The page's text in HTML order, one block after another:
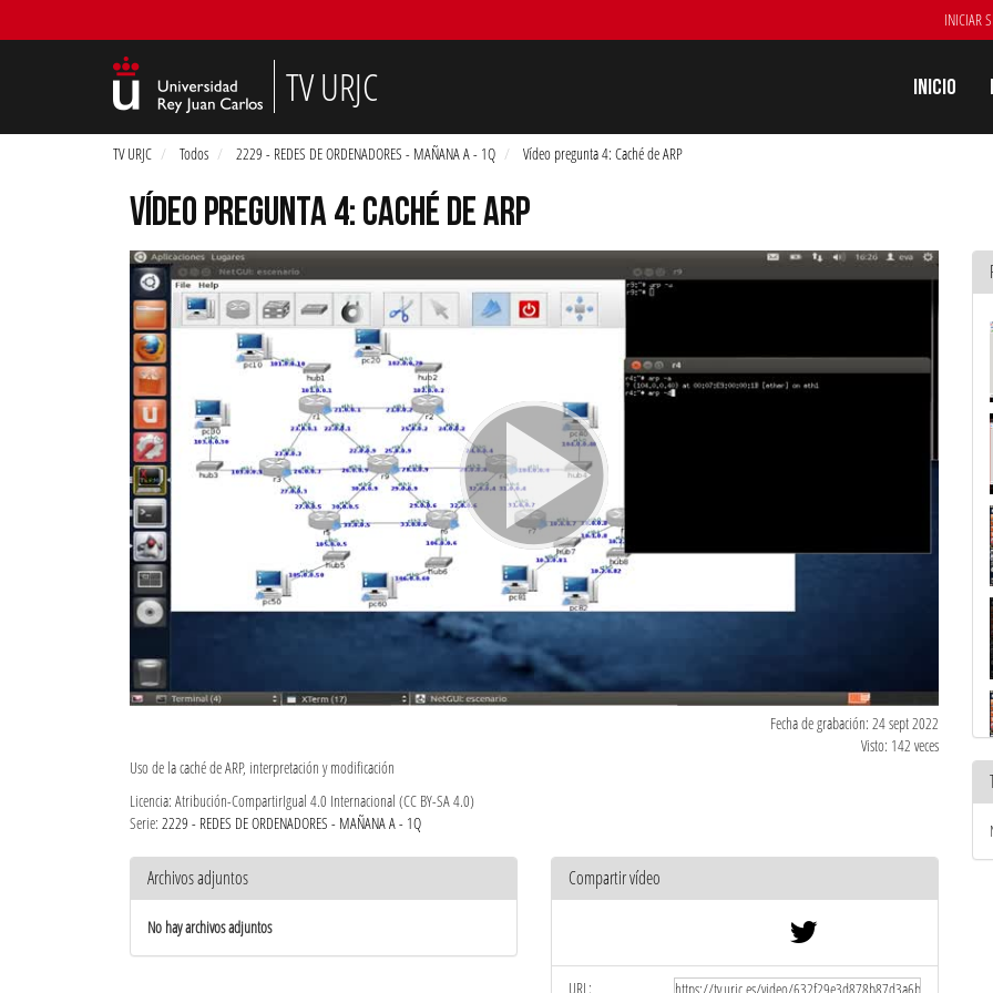
INICIAR
TV URJC Inicio
TV URJC Todos 2229 - REDES DE ORDENADORES - MAÑANA A - 1Q Vídeo pregunta 4: Caché de ARP
VÍDEO PREGUNTA 4: CACHÉ DE ARP
Fecha de grabación: 24 sept 2022
Visto: 142 veces
Uso de la caché de ARP, interpretación y modificación
Licencia: Atribución-CompartirIgual 4.0 Internacional (CC BY-SA 4.0)
Serie: 2229 - REDES DE ORDENADORES - MAÑANA A - 1Q
Archivos adjuntos
No hay archivos adjuntos
Compartir vídeo
URL: